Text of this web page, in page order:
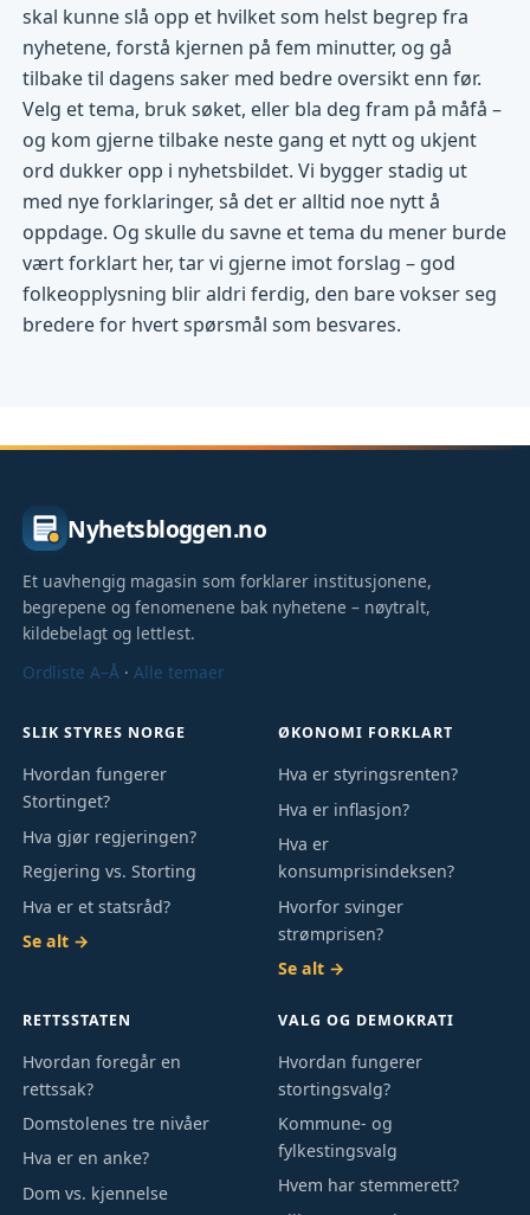
skal kunne slå opp et hvilket som helst begrep fra
nyhetene, forstå kjernen på fem minutter, og gå
tilbake til dagens saker med bedre oversikt enn før.
Velg et tema, bruk søket, eller bla deg fram på måfå –
og kom gjerne tilbake neste gang et nytt og ukjent
ord dukker opp i nyhetsbildet. Vi bygger stadig ut
med nye forklaringer, så det er alltid noe nytt å
oppdage. Og skulle du savne et tema du mener burde
vært forklart her, tar vi gjerne imot forslag – god
folkeopplysning blir aldri ferdig, den bare vokser seg
bredere for hvert spørsmål som besvares.
Nyhetsbloggen.no
Et uavhengig magasin som forklarer institusjonene,
begrepene og fenomenene bak nyhetene – nøytralt,
kildebelagt og lettlest.
Ordliste A–Å ·Alle temaer
SLIK STYRES NORGE
Hvordan fungerer
Stortinget?
Hva gjør regjeringen?
Regjering vs. Storting
Hva er et statsråd?
Se alt →
ØKONOMI FORKLART
Hva er styringsrenten?
Hva er inflasjon?
Hva er
konsumprisindeksen?
Hvorfor svinger
strømprisen?
Se alt →
RETTSSTATEN
Hvordan foregår en
rettssak?
Domstolenes tre nivåer
Hva er en anke?
Dom vs. kjennelse
VALG OG DEMOKRATI
Hvordan fungerer
stortingsvalg?
Kommune- og
fylkestingsvalg
Hvem har stemmerett?